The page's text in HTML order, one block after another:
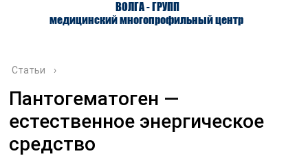
ВОЛГА - ГРУПП
медицинский многопрофильный центр
О ЦЕНТРЕ ВРАЧИ УСЛУГИ
Статьи ›
Пантогематоген —
естественное энергическое
средство